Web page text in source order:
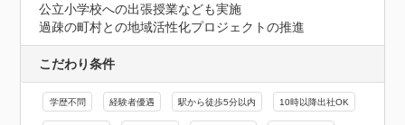
公立小学校への出張授業なども実施
過疎の町村との地域活性化プロジェクトの推進
こだわり条件
学歴不問 経験者優遇 駅から徒歩5分以内 10時以降出社OK